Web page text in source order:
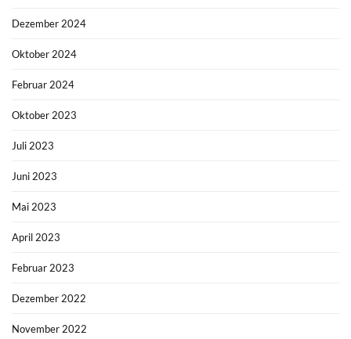
Dezember 2024
Oktober 2024
Februar 2024
Oktober 2023
Juli 2023
Juni 2023
Mai 2023
April 2023
Februar 2023
Dezember 2022
November 2022